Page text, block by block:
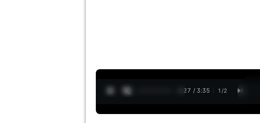
0:28 / 3:35 1 /2